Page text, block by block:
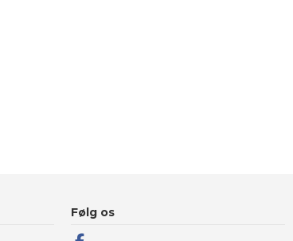
Følg os